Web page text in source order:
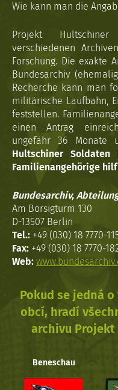
Wie kann man die
Projekt
verschiedenen
Forschung. Die exakte
Bundesarchiv
Recherche kann man
militärische Laufbahn,
feststellen.
einen Antrag
ungefähr 36
Hultschiner
Familienangehörige
Bundesarchiv,
Am Borsigturm 130
D-13507 Berlin
Tel.: +49 (030) 18 7770-
Fax: +49 (030) 18 7770-
Web:
Pokud se jedná
obcí, hradí
archivu
Beneschau